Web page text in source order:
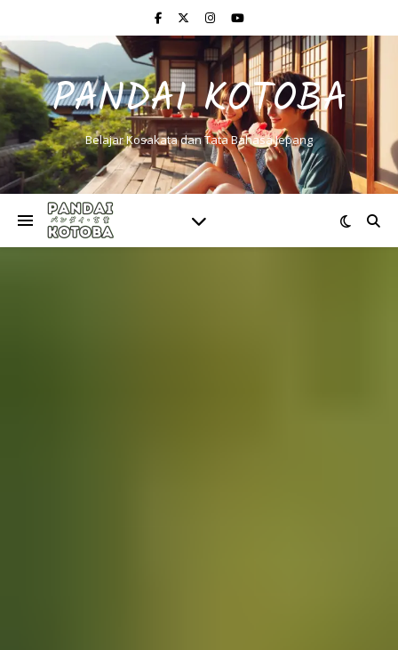
PANDAI KOTOBA
Belajar Kosakata dan Tata Bahasa Jepang